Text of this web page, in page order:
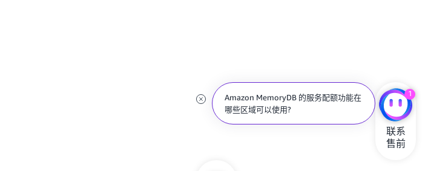
Amazon MemoryDB 的服务配额功能在
哪些区域可以使用?
1
联系
售前